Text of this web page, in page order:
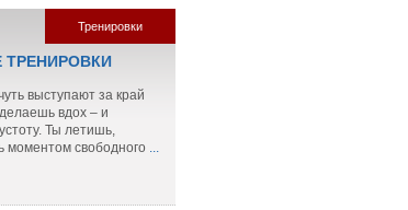
Тренировки
ТРЕНИРОВКИ
выступают за край
вдох – и
Ты летишь,
моментом свободного ...